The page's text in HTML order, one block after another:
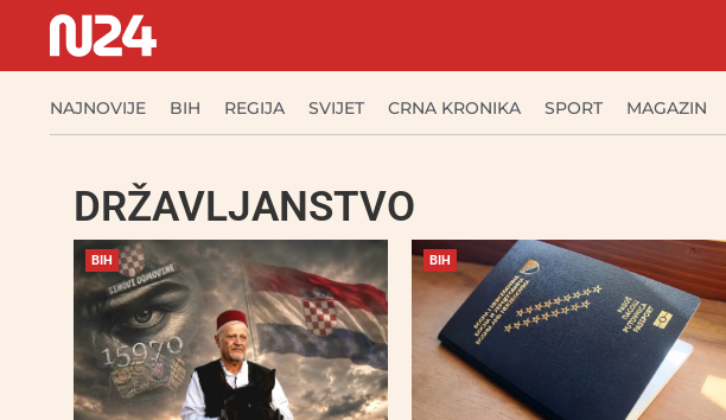
NAJNOVIJE BIH REGIJA SVIJET CRNA KRONIKA SPORT MAGAZIN
DRŽAVLJANSTVO
BIH BIH